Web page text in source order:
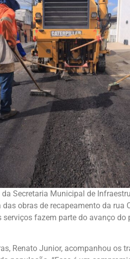
da Secretaria Municipal de
obras de recapeamento da rua
serviços fazem parte do avanço do
Renato Junior, acompanhou os